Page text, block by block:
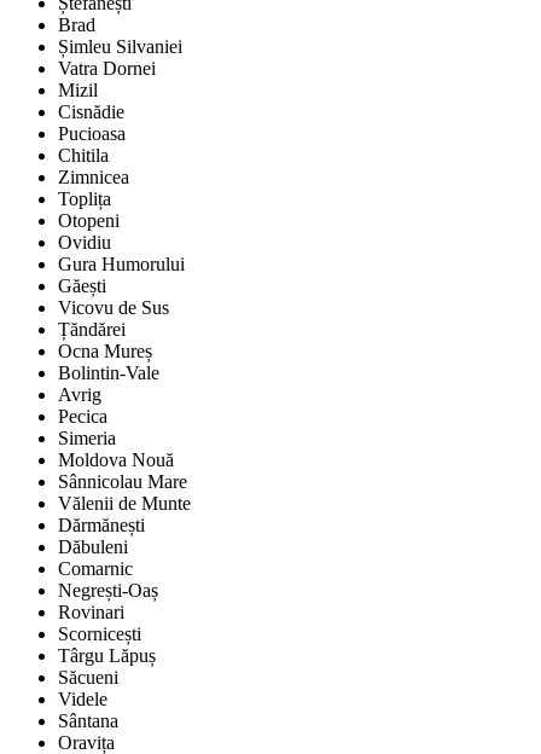
Brad
Șimleu Silvaniei
Vatra Dornei
Mizil
Cisnădie
Pucioasa
Chitila
Zimnicea
Toplița
Otopeni
Ovidiu
Gura Humorului
Găești
Vicovu de Sus
Țăndărei
Ocna Mureș
Bolintin-Vale
Avrig
Pecica
Simeria
Moldova Nouă
Sânnicolau Mare
Vălenii de Munte
Dărmănești
Dăbuleni
Comarnic
Negrești-Oaș
Rovinari
Scornicești
Târgu Lăpuș
Săcueni
Videle
Sântana
Oravița